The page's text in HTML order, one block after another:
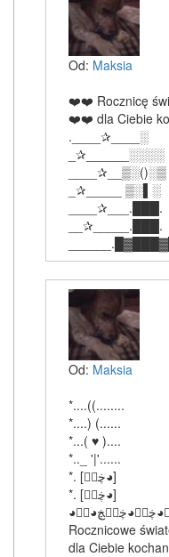
Od: Maksia
❤️❤️ Rocznicę
❤️❤️ dla Ciebie
.____✰____░
_✰______░░░░
____✰__▒░()░▒
_✰_____ ▒░▌░
____✰___.███.
__✰_____.███.
Od: Maksia
*....((........
*....) (......
*...( ♥ )....
*.._ '|'......
‎*. [ڿڰۣ◕]
‎*. [ڿڰۣ◕]
Rocznicowe
dla Ciebie